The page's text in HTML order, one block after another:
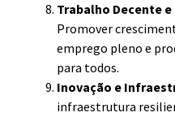
Trabalho Decente
Promover
emprego pleno e
para todos.
Inovação e
infraestrutura